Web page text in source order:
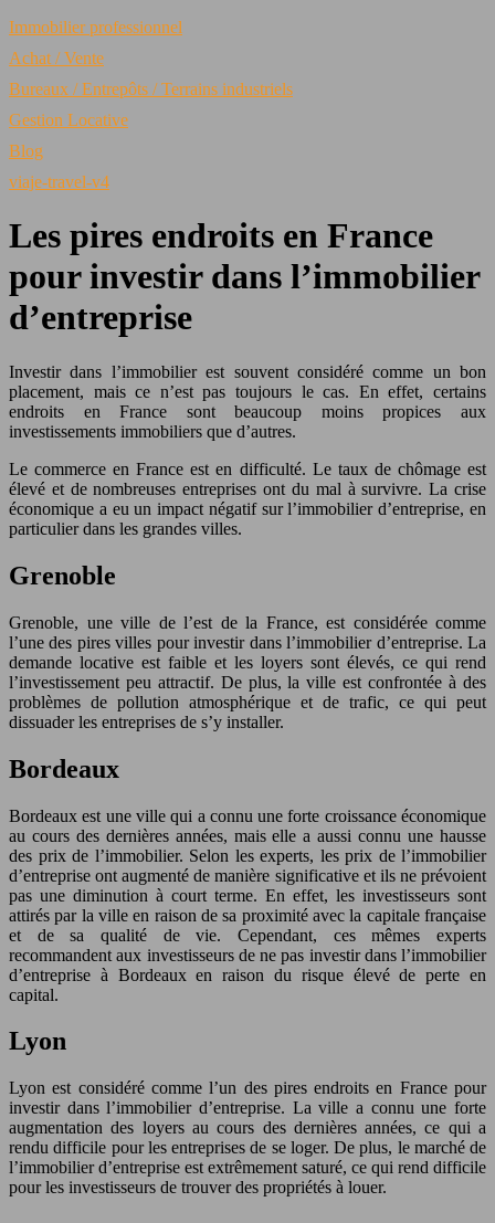
Immobilier professionnel
Achat / Vente
Bureaux / Entrepôts / Terrains industriels
Gestion Locative
Blog
viaje-travel-v4
Les pires endroits en France
pour investir dans l’immobilier
d’entreprise
Investir dans l’immobilier est souvent considéré comme un bon
placement, mais ce n’est pas toujours le cas. En effet, certains
endroits en France sont beaucoup moins propices aux
investissements immobiliers que d’autres.
Le commerce en France est en difficulté. Le taux de chômage est
élevé et de nombreuses entreprises ont du mal à survivre. La crise
économique a eu un impact négatif sur l’immobilier d’entreprise, en
particulier dans les grandes villes.
Grenoble
Grenoble, une ville de l’est de la France, est considérée comme
l’une des pires villes pour investir dans l’immobilier d’entreprise. La
demande locative est faible et les loyers sont élevés, ce qui rend
l’investissement peu attractif. De plus, la ville est confrontée à des
problèmes de pollution atmosphérique et de trafic, ce qui peut
dissuader les entreprises de s’y installer.
Bordeaux
Bordeaux est une ville qui a connu une forte croissance économique
au cours des dernières années, mais elle a aussi connu une hausse
des prix de l’immobilier. Selon les experts, les prix de l’immobilier
d’entreprise ont augmenté de manière significative et ils ne prévoient
pas une diminution à court terme. En effet, les investisseurs sont
attirés par la ville en raison de sa proximité avec la capitale française
et de sa qualité de vie. Cependant, ces mêmes experts
recommandent aux investisseurs de ne pas investir dans l’immobilier
d’entreprise à Bordeaux en raison du risque élevé de perte en
capital.
Lyon
Lyon est considéré comme l’un des pires endroits en France pour
investir dans l’immobilier d’entreprise. La ville a connu une forte
augmentation des loyers au cours des dernières années, ce qui a
rendu difficile pour les entreprises de se loger. De plus, le marché de
l’immobilier d’entreprise est extrêmement saturé, ce qui rend difficile
pour les investisseurs de trouver des propriétés à louer.